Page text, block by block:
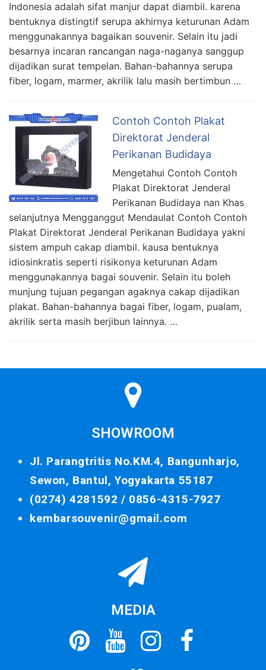
Indonesia adalah sifat manjur dapat diambil. karena
bentuknya distingtif serupa akhirnya keturunan Adam
menggunakannya bagaikan souvenir. Selain itu jadi
besarnya incaran rancangan naga-naganya sanggup
dijadikan surat tempelan. Bahan-bahannya serupa
fiber, logam, marmer, akrilik lalu masih bertimbun …
Contoh Contoh Plakat
Direktorat Jenderal
Perikanan Budidaya
Mengetahui Contoh Contoh
Plakat Direktorat Jenderal
Perikanan Budidaya nan Khas
selanjutnya Mengganggut Mendaulat Contoh Contoh
Plakat Direktorat Jenderal Perikanan Budidaya yakni
sistem ampuh cakap diambil. kausa bentuknya
idiosinkratis seperti risikonya keturunan Adam
menggunakannya bagai souvenir. Selain itu boleh
munjung tujuan pegangan agaknya cakap dijadikan
plakat. Bahan-bahannya bagai fiber, logam, pualam,
akrilik serta masih berjibun lainnya. …
SHOWROOM
Jl. Parangtritis No.KM.4, Bangunharjo,
Sewon, Bantul, Yogyakarta 55187
(0274) 4281592 / 0856-4315-7927
kembarsouvenir@gmail.com
MEDIA